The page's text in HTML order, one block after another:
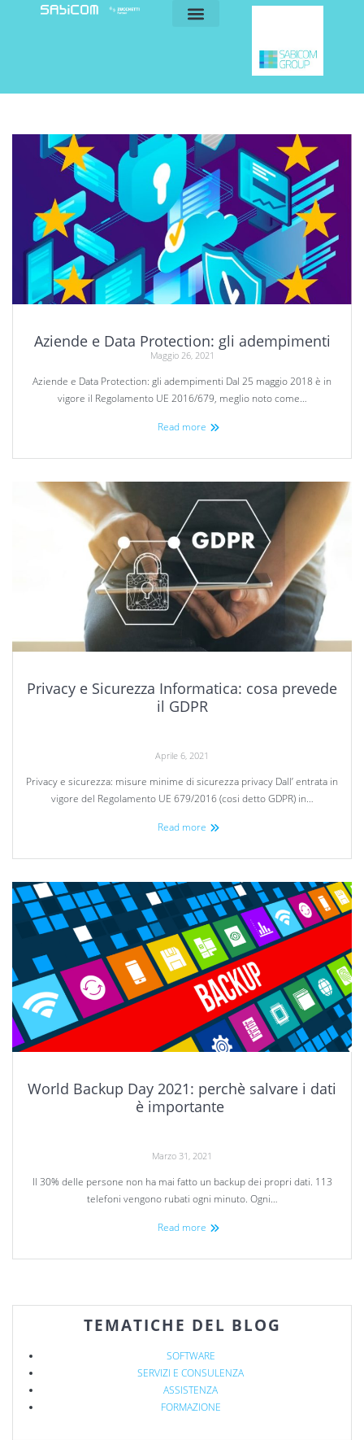
Aziende e Data Protection: gli adempimenti
Maggio 26, 2021
Aziende e Data Protection: gli adempimenti Dal 25 maggio 2018 è in
vigore il Regolamento UE 2016/679, meglio noto come…
Read more
Privacy e Sicurezza Informatica: cosa prevede
il GDPR
Aprile 6, 2021
Privacy e sicurezza: misure minime di sicurezza privacy Dall’ entrata in
vigore del Regolamento UE 679/2016 (cosi detto GDPR) in…
Read more
World Backup Day 2021: perchè salvare i dati
è importante
Marzo 31, 2021
Il 30% delle persone non ha mai fatto un backup dei propri dati. 113
telefoni vengono rubati ogni minuto. Ogni…
Read more
TEMATICHE DEL BLOG
SOFTWARE
SERVIZI E CONSULENZA
ASSISTENZA
FORMAZIONE